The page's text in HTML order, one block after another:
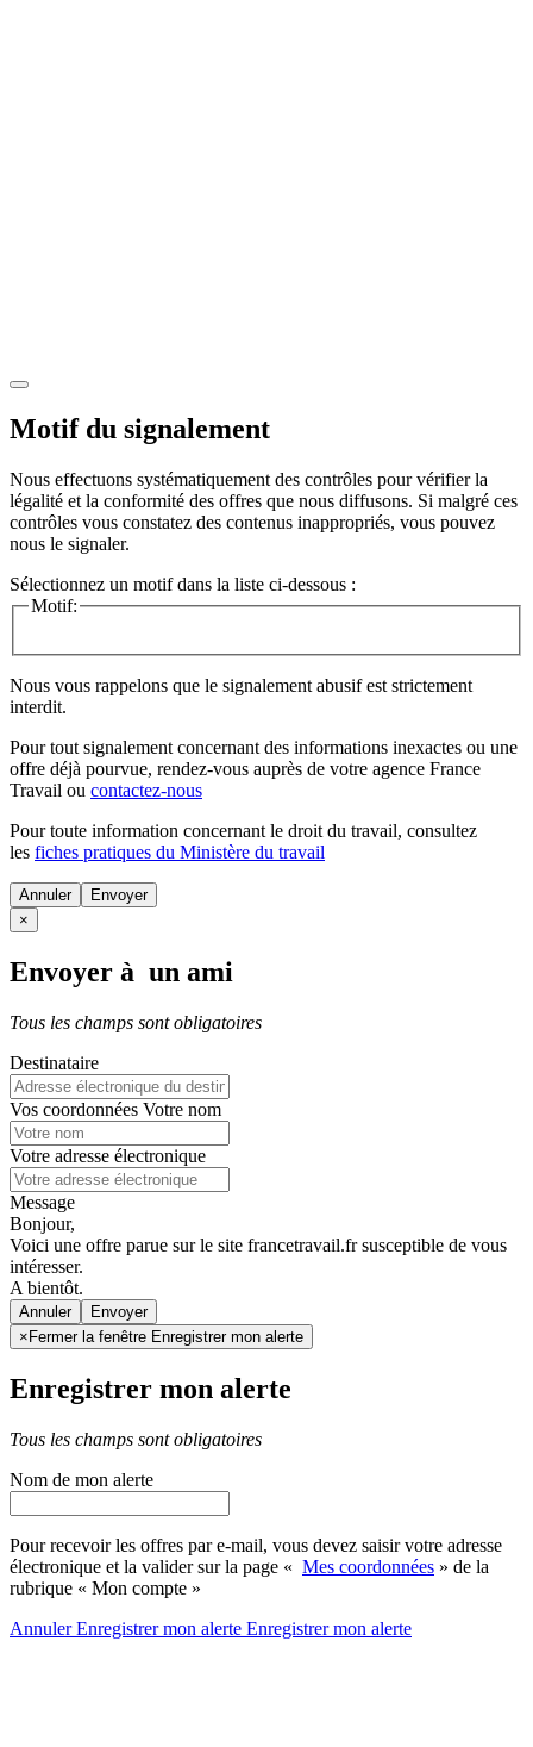
Motif du signalement
Nous effectuons systématiquement des contrôles pour vérifier la
légalité et la conformité des offres que nous diffusons. Si malgré ces
contrôles vous constatez des contenus inappropriés, vous pouvez
nous le signaler.
Sélectionnez un motif dans la liste ci-dessous :
Motif:
Nous vous rappelons que le signalement abusif est strictement
interdit.
Pour tout signalement concernant des informations inexactes ou une
offre déjà pourvue, rendez-vous auprès de votre agence France
Travail ou contactez-nous
Pour toute information concernant le droit du travail, consultez
les fiches pratiques du Ministère du travail
Annuler
×
Envoyer à un ami
Tous les champs sont obligatoires
Destinataire
Vos coordonnées Votre nom
Votre adresse électronique
Message
Bonjour,
Voici une offre parue sur le site francetravail.fr susceptible de vous
intéresser.
A bientôt.
Annuler
× Fermer la fenêtre Enregistrer mon alerte
Enregistrer mon alerte
Tous les champs sont obligatoires
Nom de mon alerte
Pour recevoir les offres par e-mail, vous devez saisir votre adresse
électronique et la valider sur la page « Mes coordonnées » de la
rubrique « Mon compte »
AnnulerEnregistrer mon alerte Enregistrermon alerte